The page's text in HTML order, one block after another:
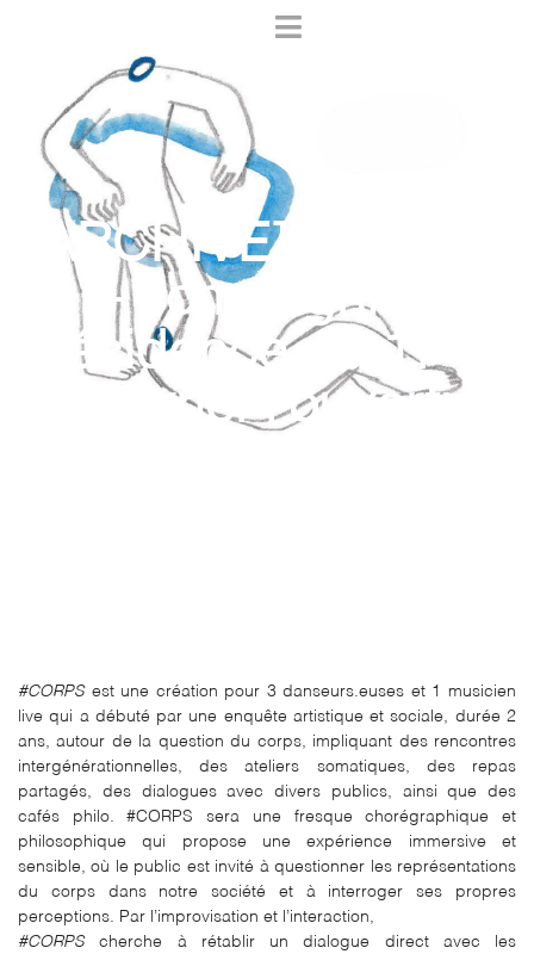
[ARCHIVE] #CORPS
– compagnie R/Ô
résidence du 17 au
21 février+ouverture
#CORPSest une création pour 3 danseurs.euses et 1 musicien
live qui a débuté par une enquête artistique et sociale, durée 2
ans, autour de la question du corps, impliquant des rencontres
intergénérationnelles, des ateliers somatiques, des repas
partagés, des dialogues avec divers publics, ainsi que des
cafés philo. #CORPS sera une fresque chorégraphique et
philosophique qui propose une expérience immersive et
sensible, où le public est invité à questionner les représentations
du corps dans notre société et à interroger ses propres
perceptions. Par l’improvisation et l’interaction,
#CORPScherche à rétablir un dialogue direct avec les